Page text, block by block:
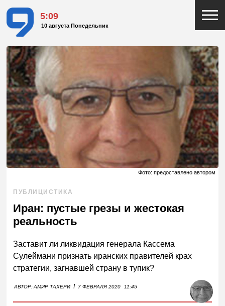
5:09
10 августа Понедельник
Фото: предоставлено автором
ПУБЛИЦИСТИКА
Иран: пустые грезы и жестокая
реальность
Заставит ли ликвидация генерала Кассема
Сулеймани признать иранских правителей крах
стратегии, загнавшей страну в тупик?
АВТОР:АМИР ТАХЕРИ I 7 ФЕВРАЛЯ 2020 11:45